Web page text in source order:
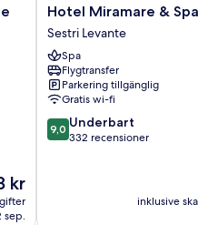
kr
sep.
Hotel
Miramare
&
Spa
Sestri
Levante
Hotel Miramare & Spa
Sestri Levante
Spa
Flygtransfer
Parkering tillgänglig
Gratis wi-fi
9.0
av
9,0 Underbart
332 recensioner
inklusive